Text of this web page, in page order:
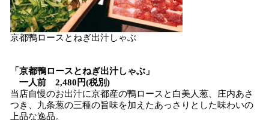
京都鴨ロースとねぎ出汁しゃぶ
「京都鴨ロースとねぎ出汁しゃぶ」
一人前 2,480円(税別)
当店自慢のお出汁に京都産の鴨ロースと白美人葱、庄内あさ
つき、九条葱の三種の旨味を加えたあっさりとした味わいの
上品な逸品。